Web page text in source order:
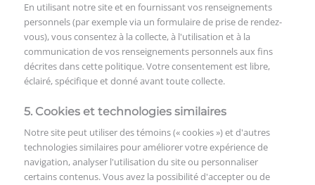
En utilisant notre site et en fournissant vos renseignements
personnels (par exemple via un formulaire de prise de rendez-
vous), vous consentez à la collecte, à l'utilisation et à la
communication de vos renseignements personnels aux fins
décrites dans cette politique. Votre consentement est libre,
éclairé, spécifique et donné avant toute collecte.
5. Cookies et technologies similaires
Notre site peut utiliser des témoins (« cookies ») et d'autres
technologies similaires pour améliorer votre expérience de
navigation, analyser l'utilisation du site ou personnaliser
certains contenus. Vous avez la possibilité d'accepter ou de